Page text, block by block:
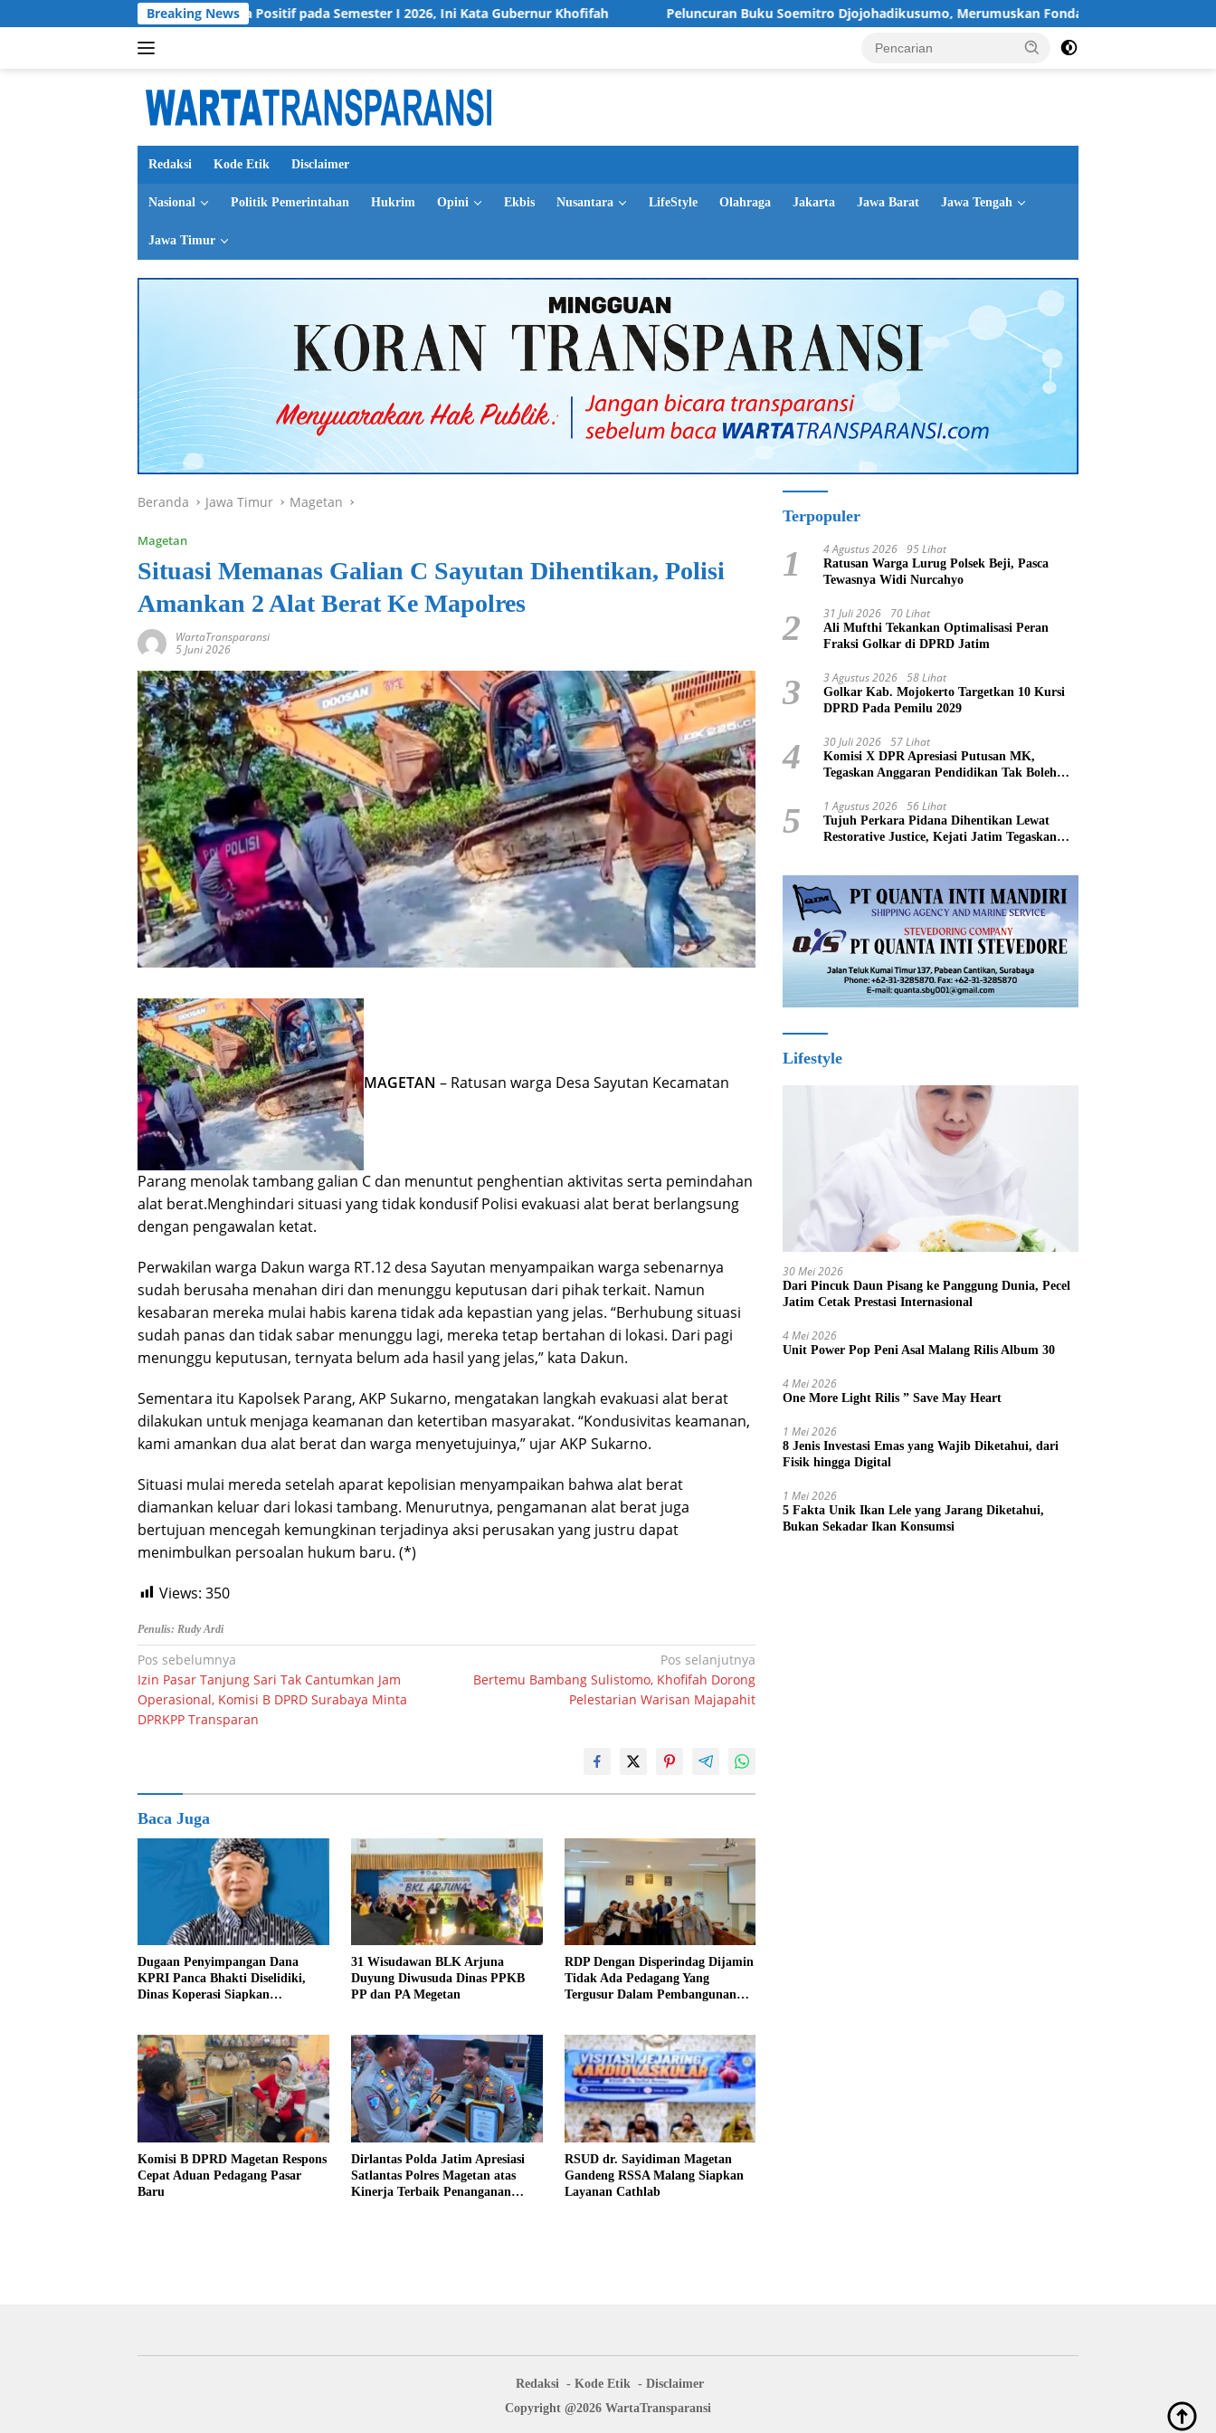
ke
Breaking News
Jatim Catat Kinerja Positif pada Semester I 2026, Ini Kata Gubernur Khofifah Peluncuran Buku Soemitro Djojohadikusumo, Merumuskan Fondasi Ekonomi Indonesia Emas 2045
Redaksi Kode Etik Disclaimer
Nasional Politik Pemerintahan Hukrim Opini Ekbis Nusantara LifeStyle Olahraga Jakarta Jawa Barat Jawa Tengah
Jawa Timur
Beranda Jawa Timur Magetan
Magetan
Situasi Memanas Galian C Sayutan Dihentikan, Polisi
Amankan 2 Alat Berat Ke Mapolres
WartaTransparansi
5 Juni 2026
MAGETAN – Ratusan warga Desa Sayutan Kecamatan
Parang menolak tambang galian C dan menuntut penghentian aktivitas serta pemindahan
alat berat.Menghindari situasi yang tidak kondusif Polisi evakuasi alat berat berlangsung
dengan pengawalan ketat.
Perwakilan warga Dakun warga RT.12 desa Sayutan menyampaikan warga sebenarnya
sudah berusaha menahan diri dan menunggu keputusan dari pihak terkait. Namun
kesabaran mereka mulai habis karena tidak ada kepastian yang jelas. “Berhubung situasi
sudah panas dan tidak sabar menunggu lagi, mereka tetap bertahan di lokasi. Dari pagi
menunggu keputusan, ternyata belum ada hasil yang jelas,” kata Dakun.
Sementara itu Kapolsek Parang, AKP Sukarno, mengatakan langkah evakuasi alat berat
dilakukan untuk menjaga keamanan dan ketertiban masyarakat. “Kondusivitas keamanan,
kami amankan dua alat berat dan warga menyetujuinya,” ujar AKP Sukarno.
Situasi mulai mereda setelah aparat kepolisian menyampaikan bahwa alat berat
diamankan keluar dari lokasi tambang. Menurutnya, pengamanan alat berat juga
bertujuan mencegah kemungkinan terjadinya aksi perusakan yang justru dapat
menimbulkan persoalan hukum baru. (*)
Views: 350
Penulis: Rudy Ardi
Navigasi
pos
Pos sebelumnya
Izin Pasar Tanjung Sari Tak Cantumkan Jam
Operasional, Komisi B DPRD Surabaya Minta
DPRKPP Transparan
Pos selanjutnya
Bertemu Bambang Sulistomo, Khofifah Dorong
Pelestarian Warisan Majapahit
Baca Juga
Dugaan Penyimpangan Dana
KPRI Panca Bhakti Diselidiki,
Dinas Koperasi Siapkan
31 Wisudawan BLK Arjuna
Duyung Diwusuda Dinas PPKB
PP dan PA Megetan
RDP Dengan Disperindag Dijamin
Tidak Ada Pedagang Yang
Tergusur Dalam Pembangunan
Komisi B DPRD Magetan Respons
Cepat Aduan Pedagang Pasar
Baru
Dirlantas Polda Jatim Apresiasi
Satlantas Polres Magetan atas
Kinerja Terbaik Penanganan
RSUD dr. Sayidiman Magetan
Gandeng RSSA Malang Siapkan
Layanan Cathlab
Terpopuler
1 4 Agustus 2026 95 Lihat
Ratusan Warga Lurug Polsek Beji, Pasca
Tewasnya Widi Nurcahyo
2 31 Juli 2026 70 Lihat
Ali Mufthi Tekankan Optimalisasi Peran
Fraksi Golkar di DPRD Jatim
3 3 Agustus 2026 58 Lihat
Golkar Kab. Mojokerto Targetkan 10 Kursi
DPRD Pada Pemilu 2029
4 30 Juli 2026 57 Lihat
Komisi X DPR Apresiasi Putusan MK,
Tegaskan Anggaran Pendidikan Tak Boleh
5 1 Agustus 2026 56 Lihat
Tujuh Perkara Pidana Dihentikan Lewat
Restorative Justice, Kejati Jatim Tegaskan
Lifestyle
30 Mei 2026
Dari Pincuk Daun Pisang ke Panggung Dunia, Pecel
Jatim Cetak Prestasi Internasional
4 Mei 2026
Unit Power Pop Peni Asal Malang Rilis Album 30
4 Mei 2026
One More Light Rilis ” Save May Heart
1 Mei 2026
8 Jenis Investasi Emas yang Wajib Diketahui, dari
Fisik hingga Digital
1 Mei 2026
5 Fakta Unik Ikan Lele yang Jarang Diketahui,
Bukan Sekadar Ikan Konsumsi
Redaksi Kode Etik
Disclaimer
Copyright @2026 WartaTransparansi